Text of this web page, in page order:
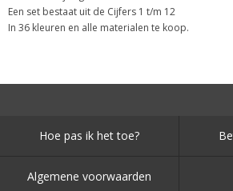
Een set bestaat uit de Cijfers 1 t/m 12
In 36 kleuren en alle materialen te koop.
Hoe pas ik het toe?
Algemene voorwaarden